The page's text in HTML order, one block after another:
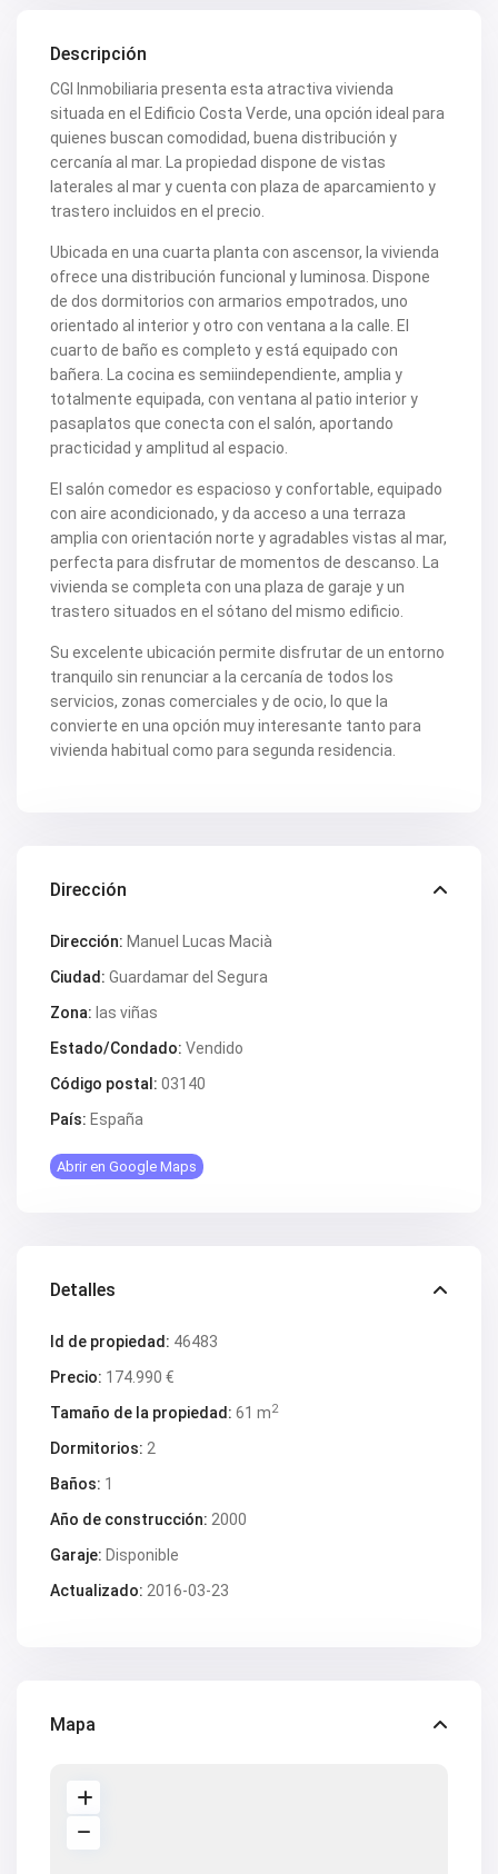
Descripción
CGI Inmobiliaria presenta esta atractiva vivienda
situada en el Edificio Costa Verde, una opción ideal para
quienes buscan comodidad, buena distribución y
cercanía al mar. La propiedad dispone de vistas
laterales al mar y cuenta con plaza de aparcamiento y
trastero incluidos en el precio.
Ubicada en una cuarta planta con ascensor, la vivienda
ofrece una distribución funcional y luminosa. Dispone
de dos dormitorios con armarios empotrados, uno
orientado al interior y otro con ventana a la calle. El
cuarto de baño es completo y está equipado con
bañera. La cocina es semiindependiente, amplia y
totalmente equipada, con ventana al patio interior y
pasaplatos que conecta con el salón, aportando
practicidad y amplitud al espacio.
El salón comedor es espacioso y confortable, equipado
con aire acondicionado, y da acceso a una terraza
amplia con orientación norte y agradables vistas al mar,
perfecta para disfrutar de momentos de descanso. La
vivienda se completa con una plaza de garaje y un
trastero situados en el sótano del mismo edificio.
Su excelente ubicación permite disfrutar de un entorno
tranquilo sin renunciar a la cercanía de todos los
servicios, zonas comerciales y de ocio, lo que la
convierte en una opción muy interesante tanto para
vivienda habitual como para segunda residencia.
Dirección
Dirección: Manuel Lucas Macià
Ciudad: Guardamar del Segura
Zona: las viñas
Estado/Condado: Vendido
Código postal: 03140
País: España
Abrir en Google Maps
Detalles
Id de propiedad: 46483
Precio: 174.990 €
Tamaño de la propiedad: 61 m2
Dormitorios: 2
Baños: 1
Año de construcción: 2000
Garaje: Disponible
Actualizado: 2016-03-23
Mapa